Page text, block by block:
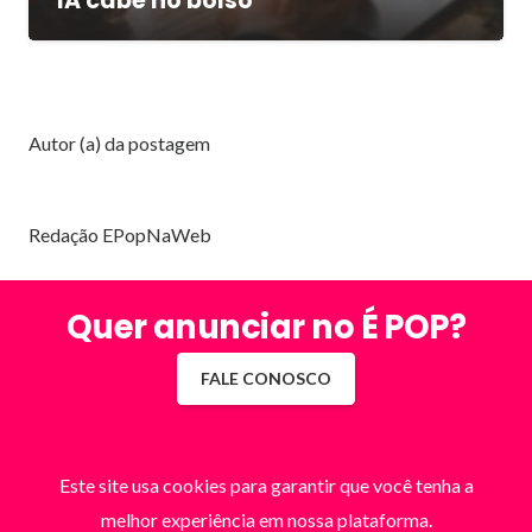
Autor (a) da postagem
Redação EPopNaWeb
Quer anunciar no É POP?
FALE CONOSCO
Este site usa cookies para garantir que você tenha a
melhor experiência em nossa plataforma.